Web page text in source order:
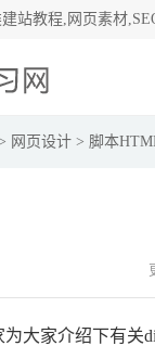
站教程,网页素材
网页设计 > 脚本
家介绍下有关